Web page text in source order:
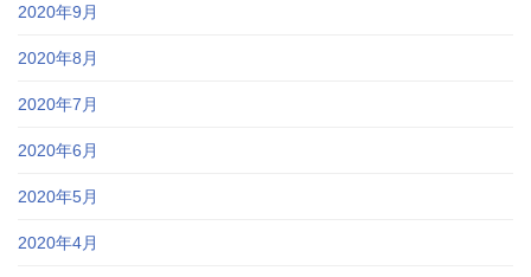
2020年9月
2020年8月
2020年7月
2020年6月
2020年5月
2020年4月